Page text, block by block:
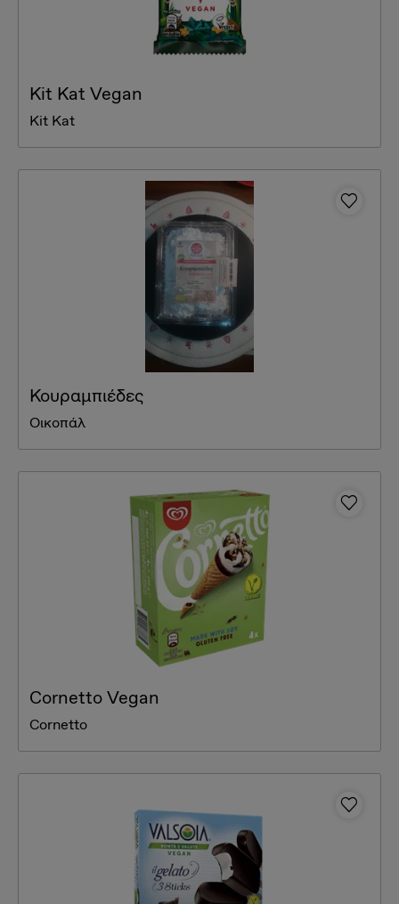
Kit Kat Vegan
Kit Kat
Κουραμπιέδες
Οικοπάλ
Cornetto Vegan
Cornetto